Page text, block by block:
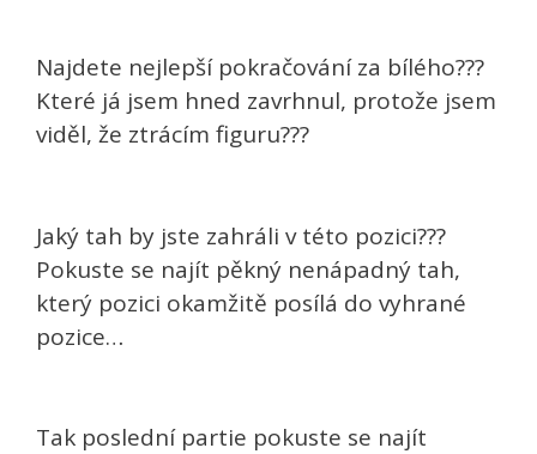
Najdete nejlepší pokračování za bílého???
Které já jsem hned zavrhnul, protože jsem
viděl, že ztrácím figuru???
Jaký tah by jste zahráli v této pozici???
Pokuste se najít pěkný nenápadný tah,
který pozici okamžitě posílá do vyhrané
pozice…
Tak poslední partie pokuste se najít